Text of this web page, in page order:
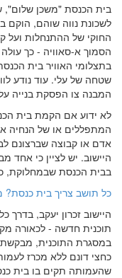
בית הכנסת "משכן שלום",
לשכונת נווה שוהם, הוקם
החוקי של ההתנחלות ועל
הסמוך א-סאוויה - כך
בתצלומי האוויר בית
שטחה של עלי. עוד נודע
המבנה צו הפסקת בנייה
לא ידוע אם הקמת בית
המתפללים או של הנחיה
אדם או קבוצה שברצונם
היישוב. יש לציין כי אחד
בבית הכנסת שבמחלוקת,
כל תושב צריך בית כנסת?
היישוב זכרון יעקב,
תוכנית חדשה - לכאורה
במסגרת התוכנית,
כחצי דונם ללא מכרז
שהעמותה תקים בו בית